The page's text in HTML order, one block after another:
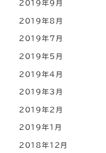
2019年9月
2019年8月
2019年7月
2019年5月
2019年4月
2019年3月
2019年2月
2019年1月
2018年12月